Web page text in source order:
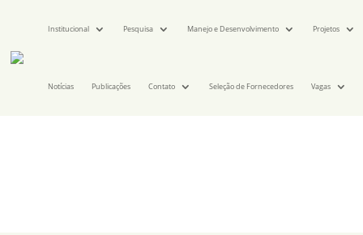
Institucional Pesquisa Manejo e Desenvolvimento Projetos
Notícias Publicações Contato Seleção de Fornecedores Vagas